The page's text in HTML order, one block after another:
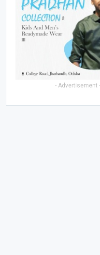
- Advertisement -